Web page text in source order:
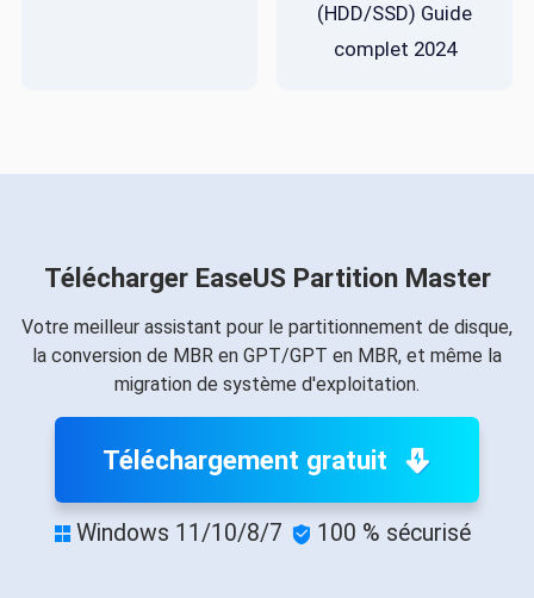
(HDD/SSD) Guide
complet 2024
Télécharger EaseUS Partition Master
Votre meilleur assistant pour le partitionnement de disque,
la conversion de MBR en GPT/GPT en MBR, et même la
migration de système d'exploitation.
Téléchargement gratuit
 Windows 11/10/8/7  100 % sécurisé